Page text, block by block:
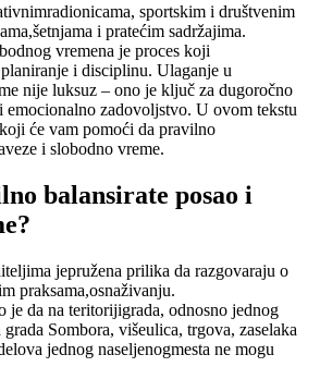
sportskim i društvenim
i pratećim sadržajima.
vremena je proces koji
i disciplinu. Ulaganje u
nije luksuz – ono je ključ za dugoročno
zadovoljstvo. U ovom tekstu
će vam pomoći da pravilno
i slobodno vreme.
balansirate posao i
jepružena prilika da razgovaraju o
praksama,osnaživanju.
je da na teritorijigrada, odnosno jednog
grada Sombora, višeulica, trgova, zaselaka
jednog naseljenogmesta ne mogu